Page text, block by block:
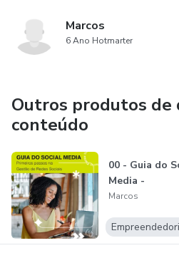
Marcos
6 Ano Hotmarter
Outros produtos de
conteúdo
00 - Guia do
Media -
Marcos